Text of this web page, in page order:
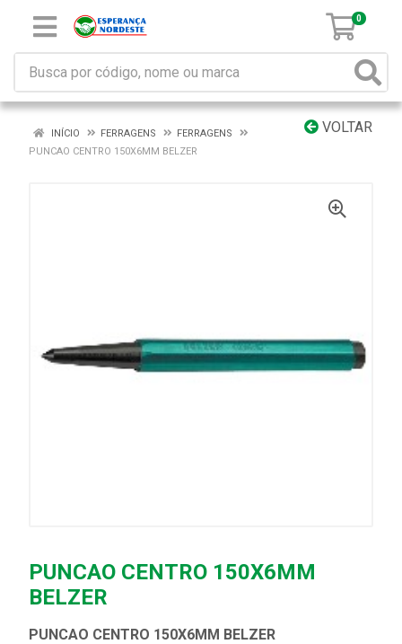
0
VOLTAR
INÍCIO FERRAGENS
FERRAGENS
PUNCAO CENTRO 150X6MM BELZER
PUNCAO CENTRO 150X6MM
BELZER
PUNCAO CENTRO 150X6MM BELZER